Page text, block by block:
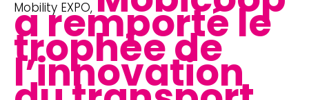
Mobility EXPO,
a remporté le
trophée de
l’innovation